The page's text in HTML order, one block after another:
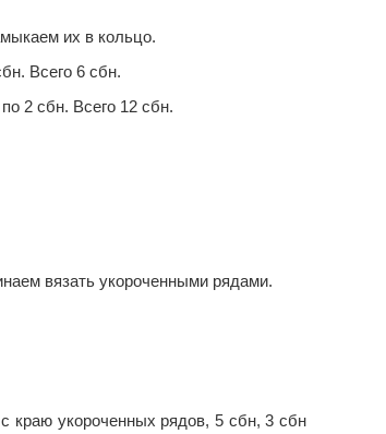
их в кольцo.
Всего 6 сбн.
2 сбн. Всего 12 сбн.
вязать укороченными рядами.
краю укороченных рядов, 5 сбн, 3 сбн